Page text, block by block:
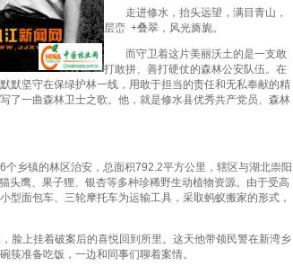
走进修水，抬头远望，满目青山，
层峦 +叠翠，风光旖旎。
而守卫着这片美丽沃土的是一支敢
打敢拼、善打硬仗的森林公安队伍。在
默坚守在保绿护林一线，用敢于担当的责任和无私奉献的精
了一曲森林卫士之歌。他，就是修水县优秀共产党员、森林
乡镇的林区治安，总面积792.2平方公里，辖区与湖北崇阳
头鹰、果子狸、银杏等多种珍稀野生动植物资源。由于受高
面包车、三轮摩托车为运输工具，采取蚂蚁搬家的形式，
上挂着破案后的喜悦回到所里。这天他带领民警在新湾乡
筷准备吃饭，一边和同事们聊着案情。